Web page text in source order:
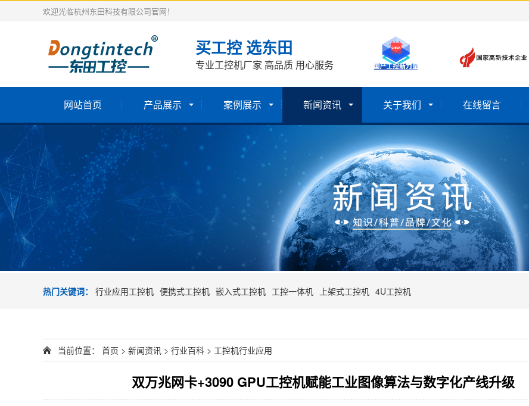
欢迎光临杭州东田科技有限公司官网！
买工控 选东田
专业工控机厂家 高品质 用心服务
网站首页 产品展示 案例展示 新闻资讯 关于我们 在线留言
热门关键词： 行业应用工控机 便携式工控机 嵌入式工控机 工控一体机 上架式工控机 4U工控机
当前位置： 首页 > 新闻资讯 > 行业百科 > 工控机行业应用
双万兆网卡+3090 GPU工控机赋能工业图像算法与数字化产线升级